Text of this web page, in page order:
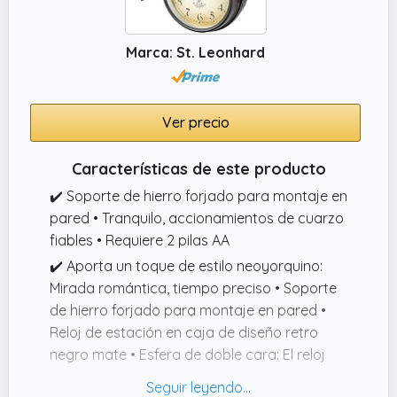
Marca: St. Leonhard
Ver precio
Características de este producto
✔️ Soporte de hierro forjado para montaje en
pared • Tranquilo, accionamientos de cuarzo
fiables • Requiere 2 pilas AA
✔️ Aporta un toque de estilo neoyorquino:
Mirada romántica, tiempo preciso • Soporte
de hierro forjado para montaje en pared •
Reloj de estación en caja de diseño retro
negro mate • Esfera de doble cara: El reloj